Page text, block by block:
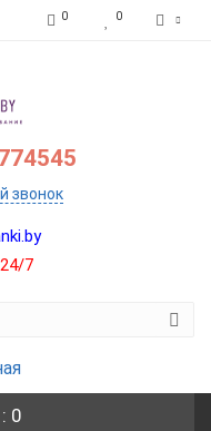
0 0
звонок
7
: 0